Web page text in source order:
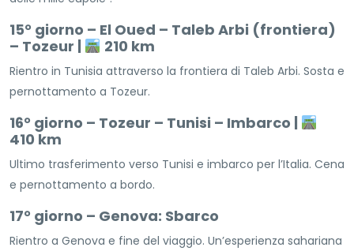
15° giorno – El Oued – Taleb Arbi (frontiera)
– Tozeur |
210 km
Rientro in Tunisia attraverso la frontiera di Taleb Arbi. Sosta e
pernottamento a Tozeur.
16° giorno – Tozeur – Tunisi – Imbarco |
410 km
Ultimo trasferimento verso Tunisi e imbarco per l’Italia. Cena
e pernottamento a bordo.
17° giorno – Genova: Sbarco
Rientro a Genova e fine del viaggio. Un’esperienza sahariana